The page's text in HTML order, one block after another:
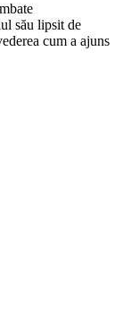
său lipsit de
cum a ajuns